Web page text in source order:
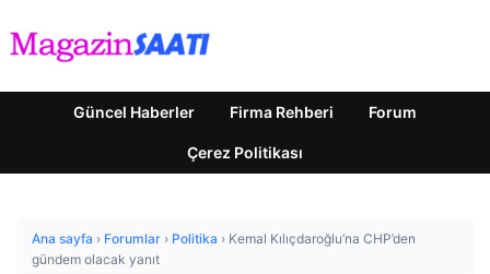
Güncel Haberler Firma Rehberi Forum
Çerez Politikası
Ana sayfa › Forumlar › Politika › Kemal Kılıçdaroğlu’na CHP’den
gündem olacak yanıt